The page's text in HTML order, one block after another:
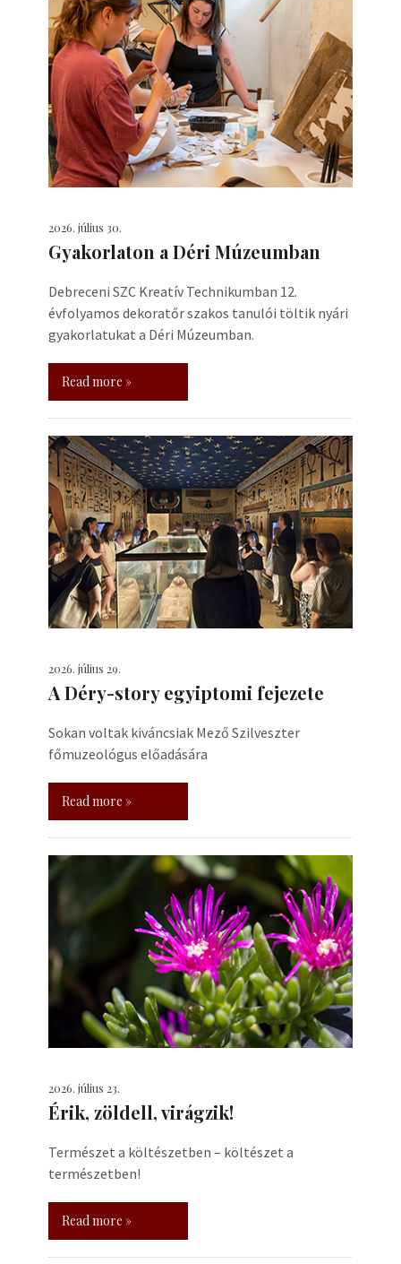
2026. július 30.
Gyakorlaton a Déri Múzeumban
Debreceni SZC Kreatív Technikumban 12.
évfolyamos dekoratőr szakos tanulói töltik nyári
gyakorlatukat a Déri Múzeumban.
Read more »
2026. július 29.
A Déry-story egyiptomi fejezete
Sokan voltak kiváncsiak Mező Szilveszter
főmuzeológus előadására
Read more »
2026. július 23.
Érik, zöldell, virágzik!
Természet a költészetben – költészet a
természetben!
Read more »